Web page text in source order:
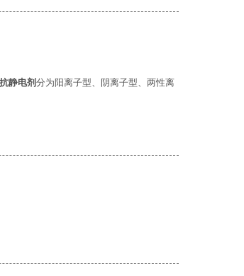
抗静电剂分为阳离子型、阴离子型、两性离